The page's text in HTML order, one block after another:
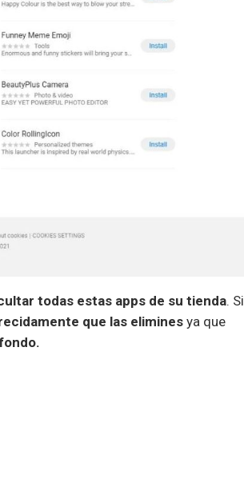
todas estas apps de su tienda. Si
que las elimines ya que